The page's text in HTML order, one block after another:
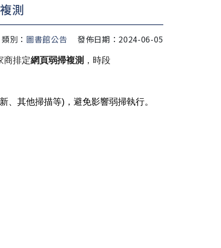
測
類別： 圖書館公告 發佈日期：2024-06-05
商排定網頁弱掃複測 ，時段
、其他掃描等)， 避免影響弱掃執行。